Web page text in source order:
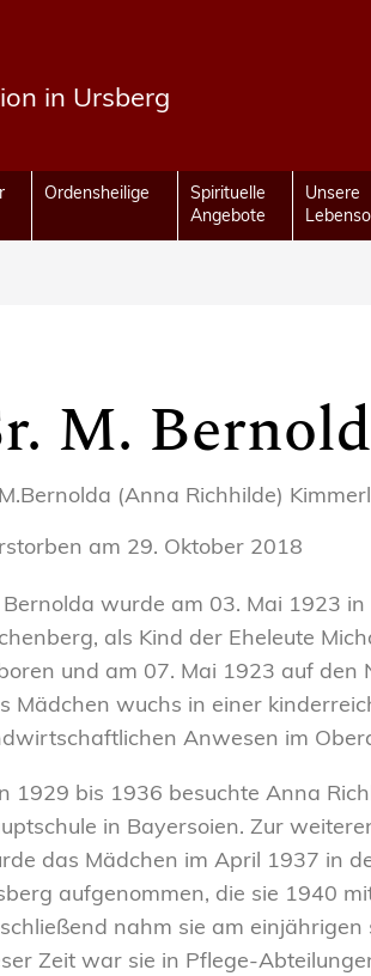
in Ursberg
Ordensheilige
Spirituelle
Angebote
Unsere
M.
(Anna Richhilde)
am 29. Oktober 2018
Bernolda wurde am 03. Mai 1923 in
als Kind der Eheleute
und am 07. Mai 1923 auf den
Mädchen wuchs in einer
Anwesen im
1929 bis 1936 besuchte Anna
in Bayersoien. Zur
das Mädchen im April 1937 in
aufgenommen, die sie 1940
nahm sie am einjährigen
Zeit war sie in Pflege-